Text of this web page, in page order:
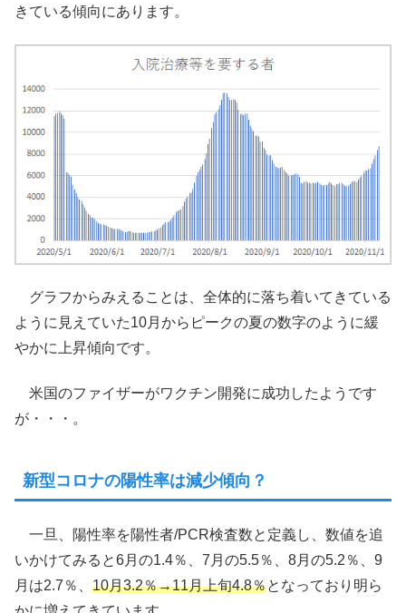
きている傾向にあります。
グラフからみえることは、全体的に落ち着いてきている
ように見えていた10月からピークの夏の数字のように緩
やかに上昇傾向です。
米国のファイザーがワクチン開発に成功したようです
が・・・。
新型コロナの陽性率は減少傾向？
一旦、陽性率を陽性者/PCR検査数と定義し、数値を追
いかけてみると6月の1.4％、7月の5.5％、8月の5.2％、9
月は2.7％、 10月3.2％→11月上旬4.8％となっており明ら